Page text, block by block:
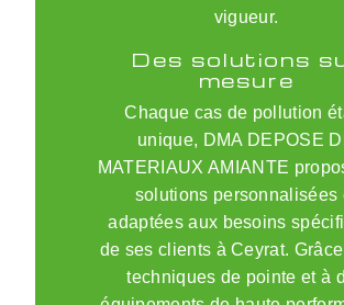
vigueur.
Des solutions
mesure
Chaque cas de pollution
unique, DMA DEPOSE
MATERIAUX AMIANTE
solutions personnalisées
adaptées aux besoins
de ses clients à Ceyrat.
techniques de pointe et à